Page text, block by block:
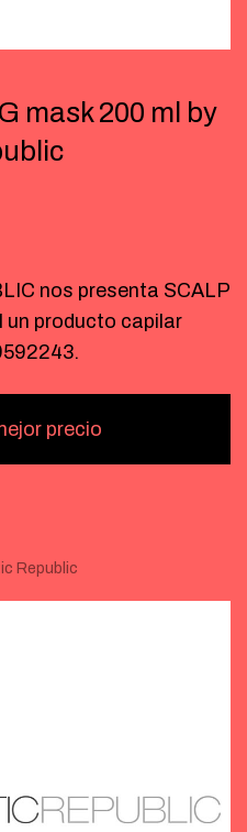
mask 200 ml by
nos presenta SCALP
un producto capilar
precio
Republic